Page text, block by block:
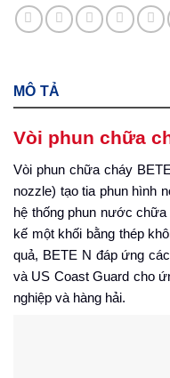
MÔ TẢ
Vòi phun chữa
Vòi phun chữa cháy
nozzle) tạo tia phun hình
hệ thống phun nước
kế một khối bằng thép
quả, BETE N đáp ứng
và US Coast Guard cho
nghiệp và hàng hải.